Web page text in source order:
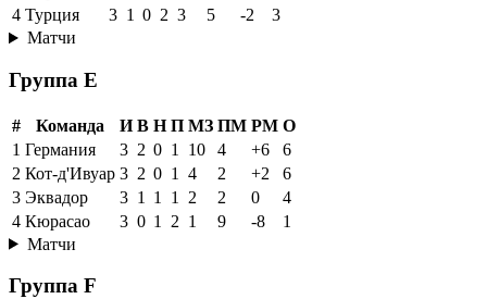
4 Турция 3 1 0 2 3 5 -2
3
Матчи
Группа E
# Команда И В Н П МЗ ПМ РМ О
1 Германия 3 2 0 1 10 4 +6
6
2 Кот-д'Ивуар 3 2 0 1 4 2 +2
6
3 Эквадор 3 1 1 1 2 2 0
4
4 Кюрасао 3 0 1 2 1 9 -8
1
Матчи
Группа F